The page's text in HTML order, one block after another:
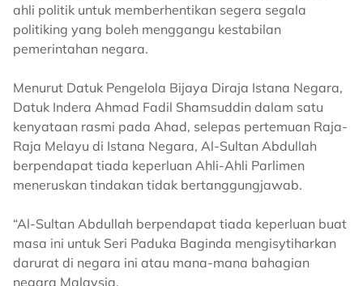
ahli politik untuk memberhentikan segera segala
politiking yang boleh menggangu kestabilan
pemerintahan negara.
Menurut Datuk Pengelola Bijaya Diraja Istana Negara,
Datuk Indera Ahmad Fadil Shamsuddin dalam satu
kenyataan rasmi pada Ahad, selepas pertemuan Raja-
Raja Melayu di Istana Negara, Al-Sultan Abdullah
berpendapat tiada keperluan Ahli-Ahli Parlimen
meneruskan tindakan tidak bertanggungjawab.
“Al-Sultan Abdullah berpendapat tiada keperluan buat
masa ini untuk Seri Paduka Baginda mengisytiharkan
darurat di negara ini atau mana-mana bahagian
negara Malaysia.